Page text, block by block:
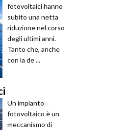
fotovoltaici hanno
subito una netta
riduzione nel corso
degli ultimi anni.
Tanto che, anche
con la de ...
Un impianto
fotovoltaico è un
meccanismo di